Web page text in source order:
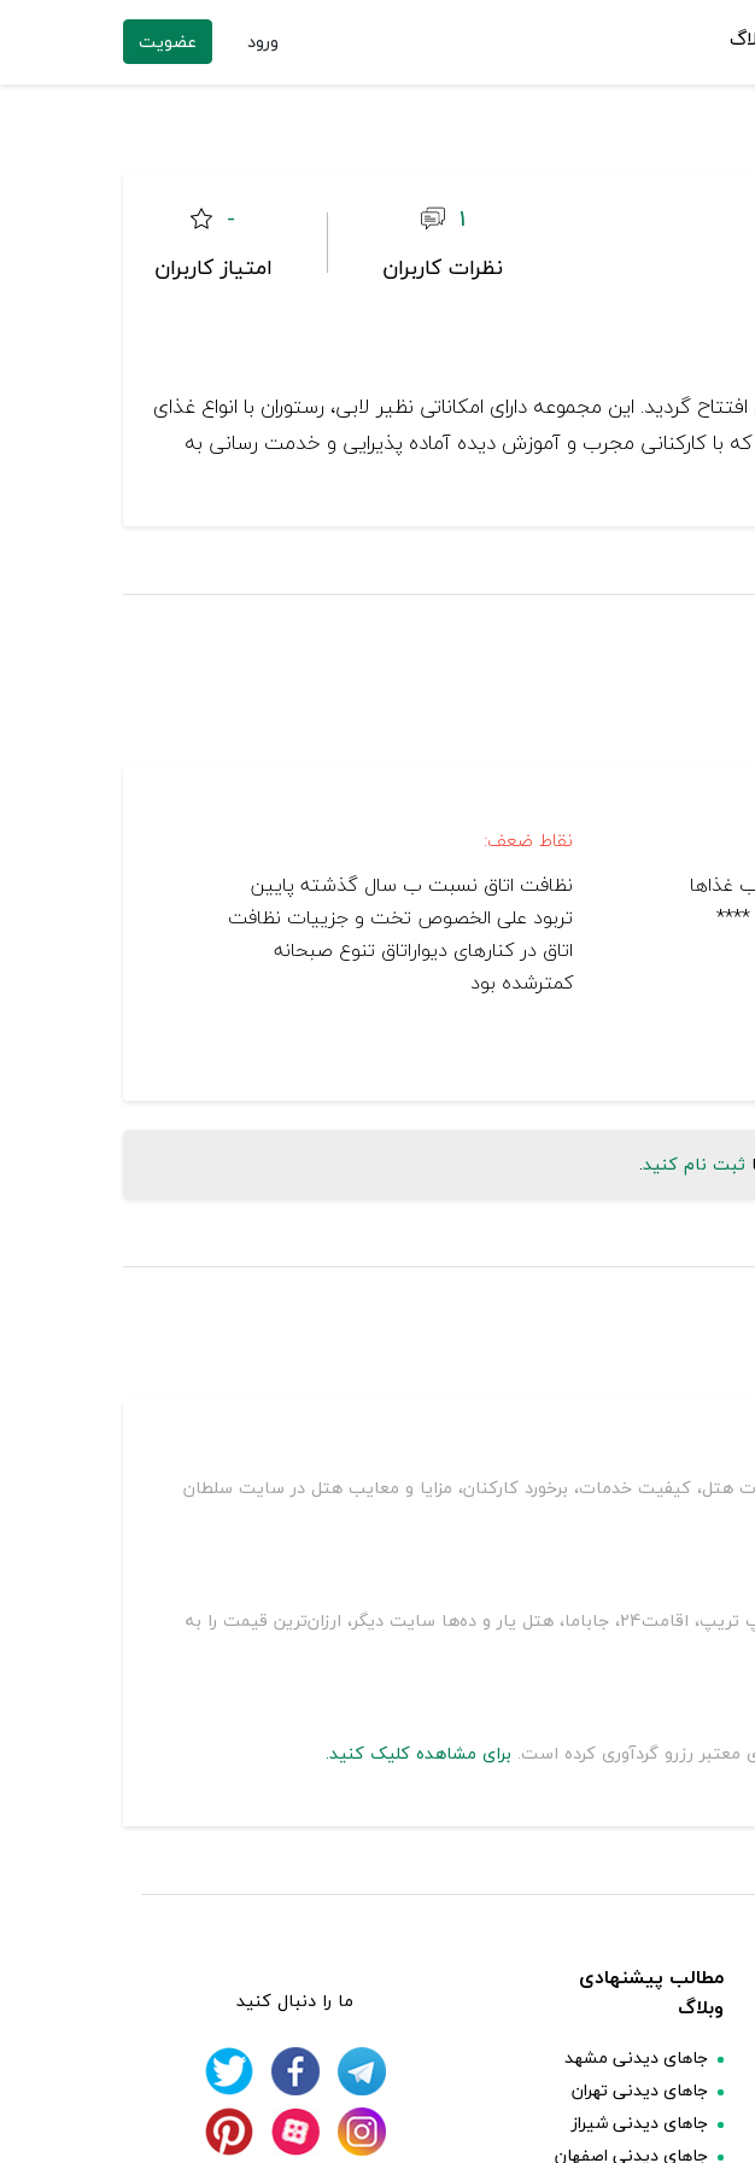
ورود عضویت
-
امتیاز کاربران
1
نظرات کاربران
حرم مطهر رضوی افتتاح گردید. این مجموعه دارای امکاناتی نظیر لابی، رستوران با انواع غذای
با کارکنانی مجرب و آموزش دیده آماده پذیرایی و خدمت رسانی به
غذاها
****
نقاط ضعف:
نظافت اتاق نسبت ب سال گذشته پایین
تربود علی الخصوص تخت و جزییات نظافت
اتاق در کنارهای دیواراتاق تنوع صبحانه
کمترشده بود
ثبت نام کنید.
هتل، کیفیت خدمات، برخورد کارکنان، مزایا و معایب هتل در سایت سلطان
سلطان سفر با مقایسه قیمت هتل آپارتمان رسالت مشهد بر روی سایت‌های مختلف از جمله اسنپ تریپ، اقامت24، جاباما، هتل یار و ده‌ها سایت دیگر، ارزان‌ترین قیمت را به
رزرو گردآوری کرده است. برای مشاهده کلیک کنید.
مطالب پیشنهادی
وبلاگ
جاهای دیدنی مشهد
جاهای دیدنی تهران
جاهای دیدنی شیراز
جاهای دیدنی اصفهان
ما را دنبال کنید